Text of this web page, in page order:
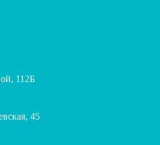
112Б
45